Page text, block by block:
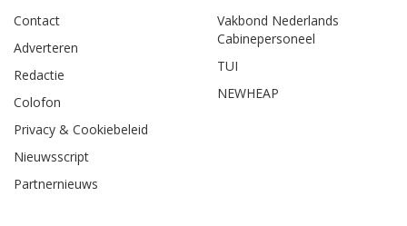
Contact
Adverteren
Redactie
Colofon
Privacy & Cookiebeleid
Nieuwsscript
Partnernieuws
Vakbond Nederlands
Cabinepersoneel
TUI
NEWHEAP